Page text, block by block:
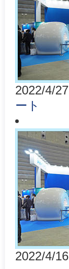
2022/4/27
ート
2022/4/16